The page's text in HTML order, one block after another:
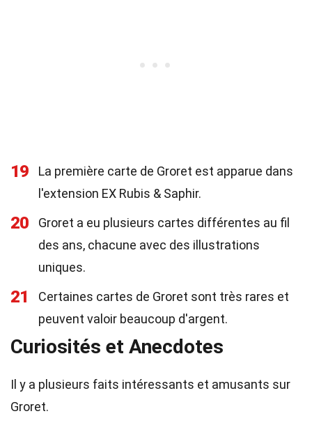
19
La première carte de Groret est apparue dans
l'extension EX Rubis & Saphir.
20
Groret a eu plusieurs cartes différentes au fil
des ans, chacune avec des illustrations
uniques.
21
Certaines cartes de Groret sont très rares et
peuvent valoir beaucoup d'argent.
Curiosités et Anecdotes
Il y a plusieurs faits intéressants et amusants sur
Groret.